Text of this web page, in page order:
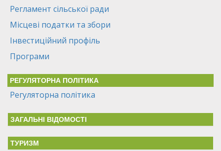
Регламент сільської ради
Місцеві податки та збори
Інвестиційний профіль
Програми
РЕГУЛЯТОРНА ПОЛІТИКА
Регуляторна політика
ЗАГАЛЬНІ ВІДОМОСТІ
ТУРИЗМ